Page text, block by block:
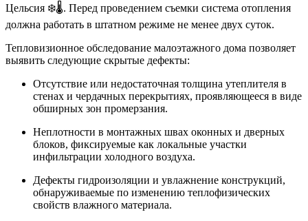
Цельсия ❄️🌡️. Перед проведением съемки система отопления
должна работать в штатном режиме не менее двух суток.
Тепловизионное обследование малоэтажного дома позволяет
выявить следующие скрытые дефекты:
Отсутствие или недостаточная толщина утеплителя в
стенах и чердачных перекрытиях, проявляющееся в виде
обширных зон промерзания.
Неплотности в монтажных швах оконных и дверных
блоков, фиксируемые как локальные участки
инфильтрации холодного воздуха.
Дефекты гидроизоляции и увлажнение конструкций,
обнаруживаемые по изменению теплофизических
свойств влажного материала.